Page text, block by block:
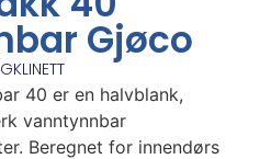
Gjøco
40 er en halvblank,
vanntynnbar
Beregnet for innendørs